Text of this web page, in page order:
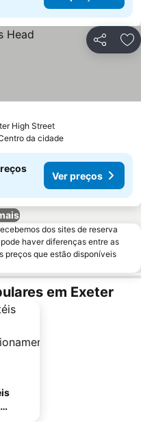
Partilhar
High StreetVer preços
da cidade
Ver preços
dos sites de reserva
haver diferenças entre as
preços que estão disponíveis
em Exeter